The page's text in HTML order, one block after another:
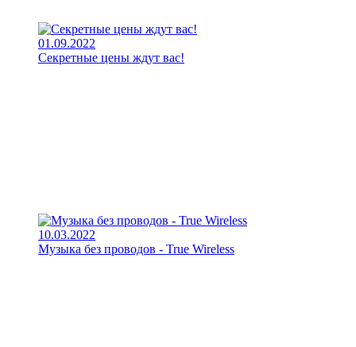
01.09.2022
Секретные цены ждут вас!
10.03.2022
Музыка без проводов - True Wireless